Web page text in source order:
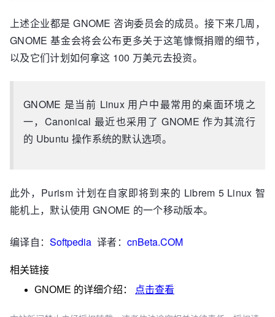
上述企业都是 GNOME 咨询委员会的成员。接下来几周，
GNOME 基金会将会公布更多关于这笔慷慨捐赠的细节，
以及它们计划如何拿这 100 万美元去投资。
GNOME 是当前 Linux 用户中最常用的桌面环境之
一，Canonical 最近也采用了 GNOME 作为其流行
的 Ubuntu 操作系统的默认选项。
此外，Purism 计划在自家即将到来的 Librem 5 Linux 智
能机上，默认使用 GNOME 的一个移动版本。
编译自：Softpedia 译者： cnBeta.COM
相关链接
GNOME 的详细介绍： 点击查看